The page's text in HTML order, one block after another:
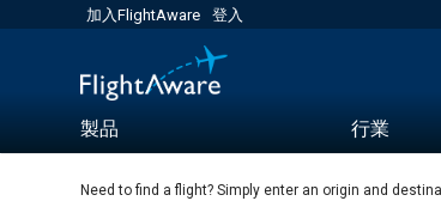
加入FlightAware 登入
製品 行業
Need to find a flight? Simply enter an origin and